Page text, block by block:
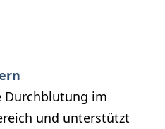
Durchblutung im
und unterstützt